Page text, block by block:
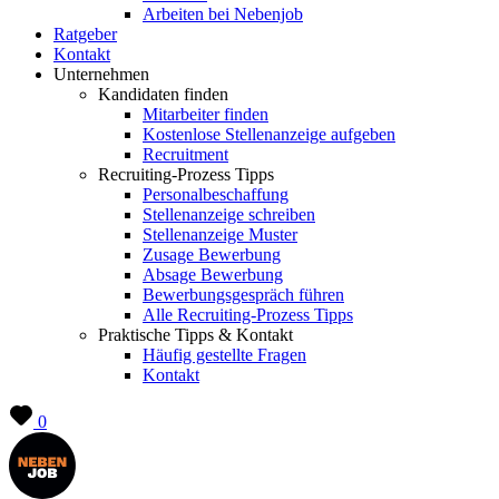
Arbeiten bei Nebenjob
Ratgeber
Kontakt
Unternehmen
Kandidaten finden
Mitarbeiter finden
Kostenlose Stellenanzeige aufgeben
Recruitment
Recruiting-Prozess Tipps
Personalbeschaffung
Stellenanzeige schreiben
Stellenanzeige Muster
Zusage Bewerbung
Absage Bewerbung
Bewerbungsgespräch führen
Alle Recruiting-Prozess Tipps
Praktische Tipps & Kontakt
Häufig gestellte Fragen
Kontakt
0